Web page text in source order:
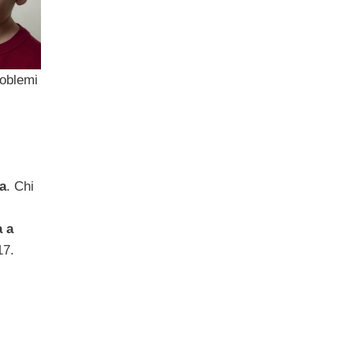
. Chi
a